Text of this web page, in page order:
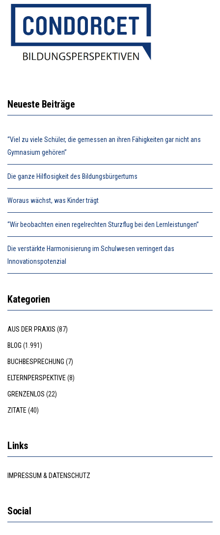
Neueste Beiträge
“Viel zu viele Schüler, die gemessen an ihren Fähigkeiten gar nicht ans
Gymnasium gehören”
Die ganze Hilflosigkeit des Bildungsbürgertums
Woraus wächst, was Kinder trägt
“Wir beobachten einen regelrechten Sturzflug bei den Lernleistungen”
Die verstärkte Harmonisierung im Schulwesen verringert das
Innovationspotenzial
Kategorien
AUS DER PRAXIS (87)
BLOG (1.991)
BUCHBESPRECHUNG (7)
ELTERNPERSPEKTIVE (8)
GRENZENLOS (22)
ZITATE (40)
Links
IMPRESSUM & DATENSCHUTZ
Social